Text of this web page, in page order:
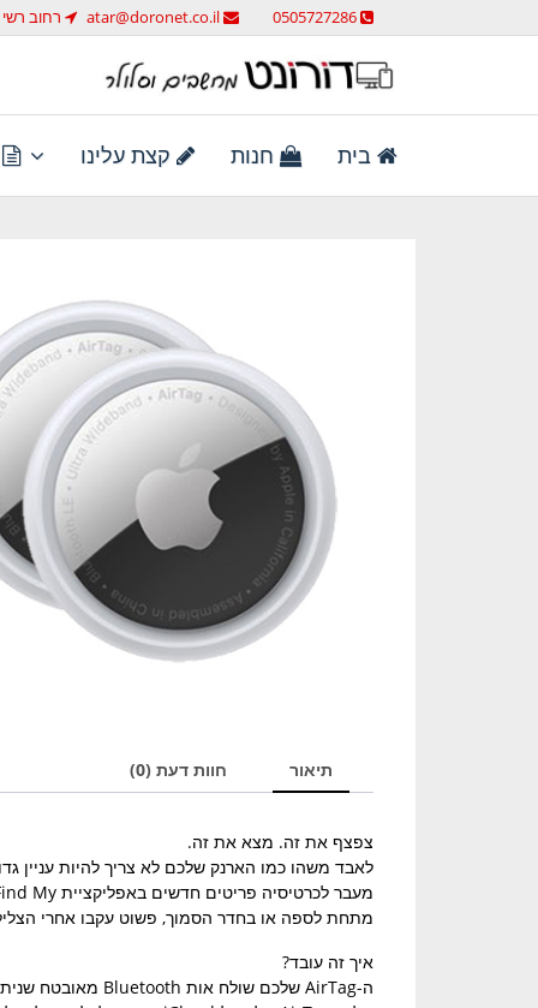
לתוכן
0505727286
atar@doronet.co.il רחוב רשי 58 ראש העין
דורונט מחשבים וסלולר
מחשבים וסלולר
בית חנות קצת עלינו
תיאור חוות דעת (0)
צפצף את זה. מצא את זה.
מתחת לספה או בחדר הסמוך, פשוט עקבו אחרי
איך זה עובד?